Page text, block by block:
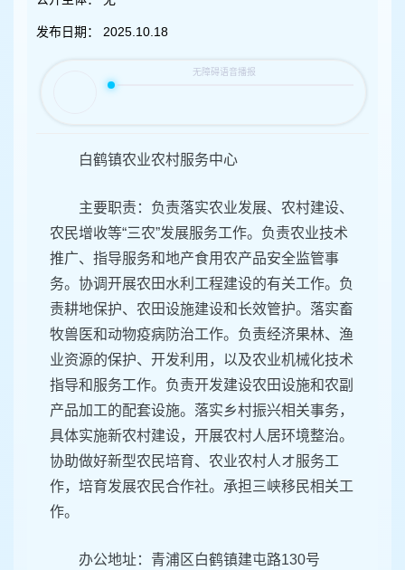
发布日期： 2025.10.18
白鹤镇农业农村服务中心
主要职责：负责落实农业发展、农村建设、
农民增收等“三农”发展服务工作。负责农业技术
推广、指导服务和地产食用农产品安全监管事
务。协调开展农田水利工程建设的有关工作。负
责耕地保护、农田设施建设和长效管护。落实畜
牧兽医和动物疫病防治工作。负责经济果林、渔
业资源的保护、开发利用，以及农业机械化技术
指导和服务工作。负责开发建设农田设施和农副
产品加工的配套设施。落实乡村振兴相关事务，
具体实施新农村建设，开展农村人居环境整治。
协助做好新型农民培育、农业农村人オ服务工
作，培育发展农民合作社。承担三峡移民相关工
作。
办公地址：青浦区白鹤镇建屯路130号